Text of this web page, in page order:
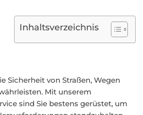
Inhaltsverzeichnis
Sicherheit von Straßen, Wegen
Mit unserem
sind Sie bestens gerüstet, um